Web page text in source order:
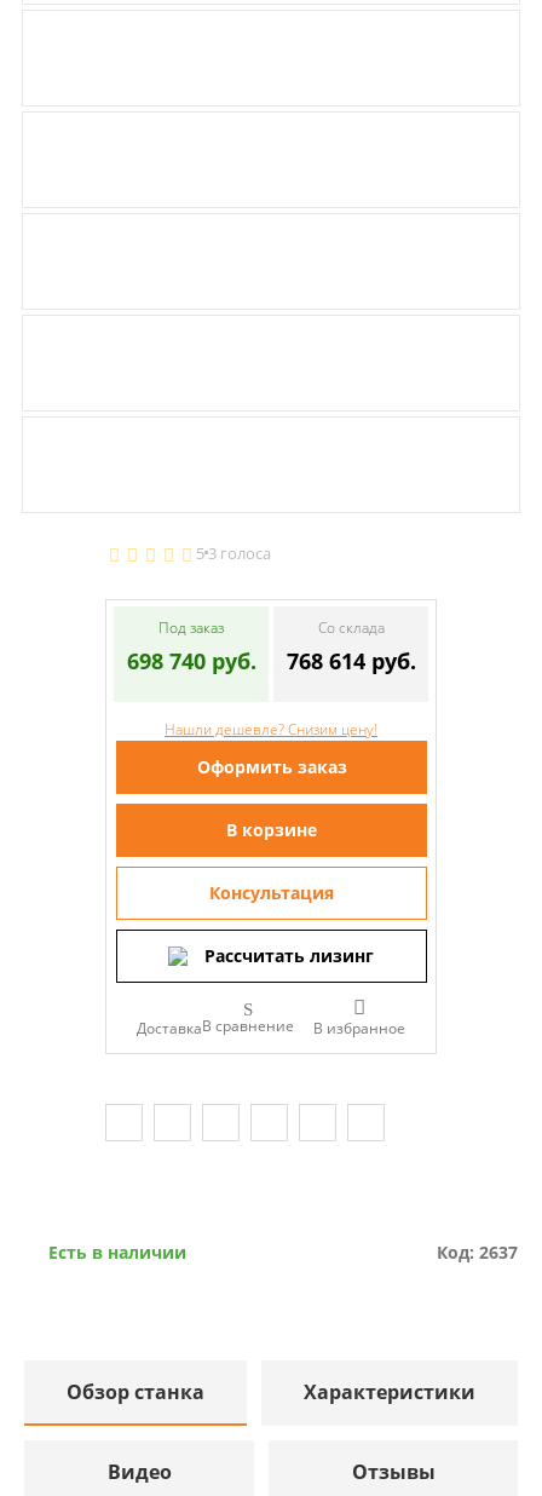
Есть в наличии Код: 2637
5 3 голоса
Под заказ
698 740 руб.
Со склада
768 614 руб.
Нашли дешевле? Снизим цену!
Оформить заказ
В корзине
Консультация
Рассчитать лизинг
ДоставкаВ сравнение
Обзор станка Характеристики
Видео Отзывы